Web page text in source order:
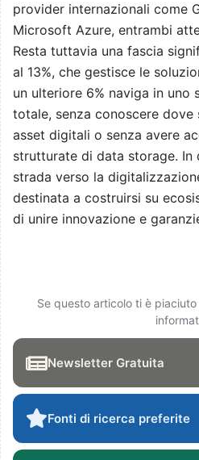
provider internazionali come
Microsoft Azure, entrambi
Resta tuttavia una fascia
al 13%, che gestisce le
un ulteriore 6% naviga in uno
totale, senza conoscere
asset digitali o senza avere
strutturate di data storage. In
strada verso la
destinata a costruirsi su
di unire innovazione e
Se questo articolo ti è
Newsletter Gratuita
Fonti di ricerca preferite